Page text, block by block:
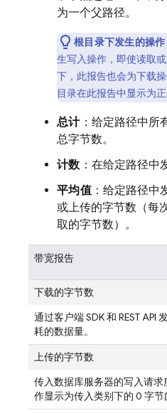
为一个父路径。
根目录下发生的操作
生写入操作，即使读取
下，此报告也会为下载
目录在此报告中显示为
总计：给定路径中所
总字节数。
计数：在给定路径中
平均值：给定路径中
或上传的字节数（每
取的字节数）。
带宽报告
下载的字节数
通过客户端 SDK 和 REST API
耗的数据量。
上传的字节数
传入数据库服务器的写入请
作显示为传入类别下的 0 字节